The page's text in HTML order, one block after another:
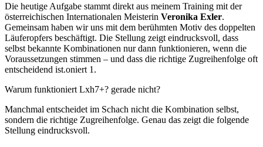
Die heutige Aufgabe stammt direkt aus meinem Training mit der
österreichischen Internationalen Meisterin Veronika Exler.
Gemeinsam haben wir uns mit dem berühmten Motiv des doppelten
Läuferopfers beschäftigt. Die Stellung zeigt eindrucksvoll, dass
selbst bekannte Kombinationen nur dann funktionieren, wenn die
Voraussetzungen stimmen – und dass die richtige Zugreihenfolge oft
entscheidend ist.oniert 1.
Warum funktioniert Lxh7+? gerade nicht?
Manchmal entscheidet im Schach nicht die Kombination selbst,
sondern die richtige Zugreihenfolge. Genau das zeigt die folgende
Stellung eindrucksvoll.